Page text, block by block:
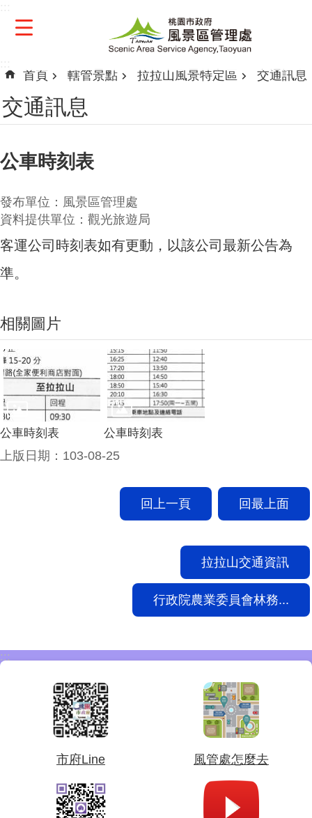
首頁 轄管景點 拉拉山風景特定區 交通訊息
交通訊息
公車時刻表
發布單位：風景區管理處
資料提供單位：觀光旅遊局
客運公司時刻表如有更動，以該公司最新公告為
準。
相關圖片
公車時刻表 公車時刻表
上版日期：103-08-25
回上一頁 回最上面
拉拉山交通資訊
行政院農業委員會林務...
:::
市府Line 風管處怎麼去